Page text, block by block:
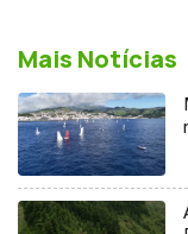
Mais Notícias